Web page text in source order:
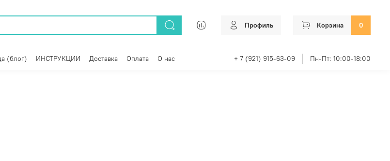
Профиль Корзина 0
(блог) ИНСТРУКЦИИ Доставка Оплата О нас + 7 (921) 915-63-09 Пн-Пт: 10:00-18:00